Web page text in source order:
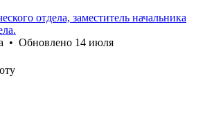
отдела, заместитель начальника
• Обновлено 14 июля